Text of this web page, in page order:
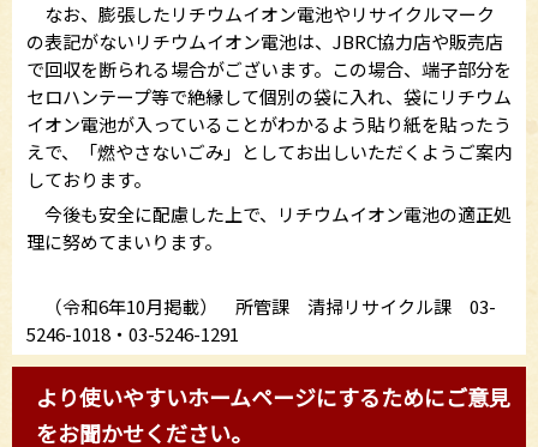
なお、膨張したリチウムイオン電池やリサイクルマーク
の表記がないリチウムイオン電池は、JBRC協力店や販売店
で回収を断られる場合がございます。この場合、端子部分を
セロハンテープ等で絶縁して個別の袋に入れ、袋にリチウム
イオン電池が入っていることがわかるよう貼り紙を貼ったう
えで、「燃やさないごみ」としてお出しいただくようご案内
しております。
今後も安全に配慮した上で、リチウムイオン電池の適正処
理に努めてまいります。
（令和6年10月掲載） 所管課 清掃リサイクル課 03-
5246-1018・03-5246-1291
より使いやすいホームページにするためにご意見
をお聞かせください。